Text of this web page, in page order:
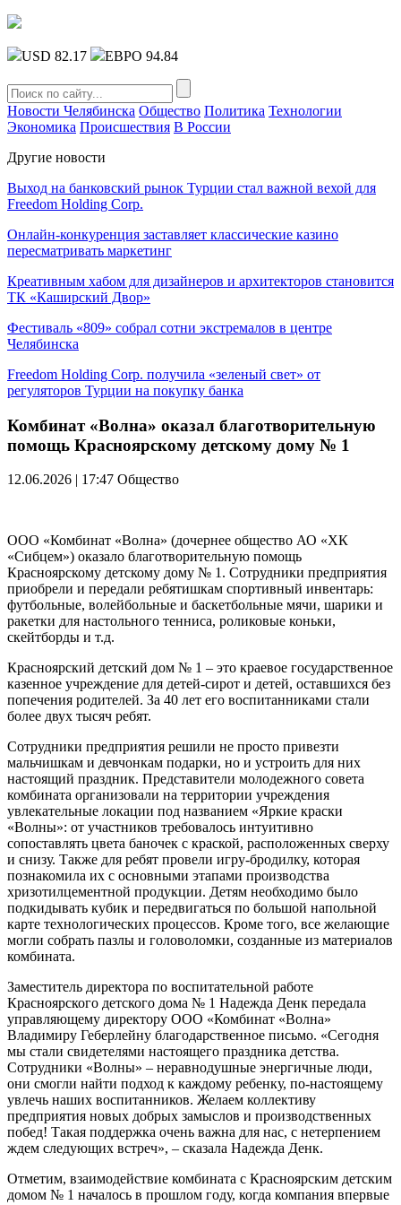
USD 82.17 ЕВРО 94.84
Новости Челябинска Общество Политика Технологии
Экономика Происшествия В России
Другие новости
Выход на банковский рынок Турции стал важной вехой для
Freedom Holding Corp.
Онлайн-конкуренция заставляет классические казино
пересматривать маркетинг
Креативным хабом для дизайнеров и архитекторов становится
ТК «Каширский Двор»
Фестиваль «809» собрал сотни экстремалов в центре
Челябинска
Freedom Holding Corp. получила «зеленый свет» от
регуляторов Турции на покупку банка
Комбинат «Волна» оказал благотворительную
помощь Красноярскому детскому дому № 1
12.06.2026 | 17:47 Общество
ООО «Комбинат «Волна» (дочернее общество АО «ХК
«Сибцем») оказало благотворительную помощь
Красноярскому детскому дому № 1. Сотрудники предприятия
приобрели и передали ребятишкам спортивный инвентарь:
футбольные, волейбольные и баскетбольные мячи, шарики и
ракетки для настольного тенниса, роликовые коньки,
скейтборды и т.д.
Красноярский детский дом № 1 – это краевое государственное
казенное учреждение для детей-сирот и детей, оставшихся без
попечения родителей. За 40 лет его воспитанниками стали
более двух тысяч ребят.
Сотрудники предприятия решили не просто привезти
мальчишкам и девчонкам подарки, но и устроить для них
настоящий праздник. Представители молодежного совета
комбината организовали на территории учреждения
увлекательные локации под названием «Яркие краски
«Волны»: от участников требовалось интуитивно
сопоставлять цвета баночек с краской, расположенных сверху
и снизу. Также для ребят провели игру-бродилку, которая
познакомила их с основными этапами производства
хризотилцементной продукции. Детям необходимо было
подкидывать кубик и передвигаться по большой напольной
карте технологических процессов. Кроме того, все желающие
могли собрать пазлы и головоломки, созданные из материалов
комбината.
Заместитель директора по воспитательной работе
Красноярского детского дома № 1 Надежда Денк передала
управляющему директору ООО «Комбинат «Волна»
Владимиру Геберлейну благодарственное письмо. «Сегодня
мы стали свидетелями настоящего праздника детства.
Сотрудники «Волны» – неравнодушные энергичные люди,
они смогли найти подход к каждому ребенку, по-настоящему
увлечь наших воспитанников. Желаем коллективу
предприятия новых добрых замыслов и производственных
побед! Такая поддержка очень важна для нас, с нетерпением
ждем следующих встреч», – сказала Надежда Денк.
Отметим, взаимодействие комбината с Красноярским детским
домом № 1 началось в прошлом году, когда компания впервые